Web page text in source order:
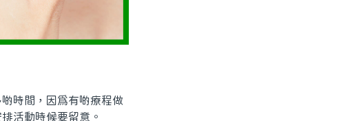
時間，因爲有啲療程做
活動時候要留意。